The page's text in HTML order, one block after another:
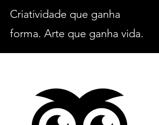
Criatividade que ganha
forma. Arte que ganha vida.